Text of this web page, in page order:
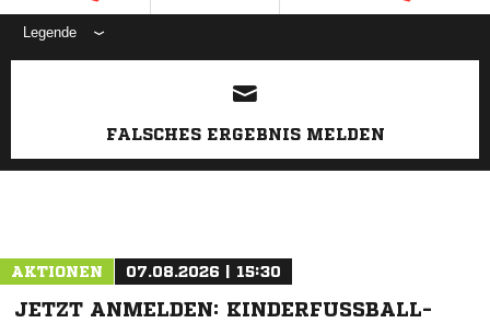
Legende
ANZEIGE
FALSCHES ERGEBNIS MELDEN
AKTIONEN 07.08.2026 | 15:30
JETZT ANMELDEN: KINDERFUSSBALL-F